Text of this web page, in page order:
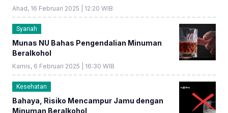
Ahad, 16 Februari 2025 | 12:20 WIB
Syariah
Munas NU Bahas Pengendalian Minuman
Beralkohol
Kamis, 6 Februari 2025 | 16:30 WIB
Kesehatan
Bahaya, Risiko Mencampur Jamu dengan
Minuman Beralkohol